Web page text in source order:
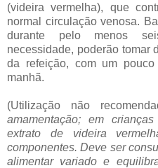
(videira vermelha), que
normal circulação venosa.
durante pelo menos
necessidade, poderão tomar
da refeição, com um
manhã.
(Utilização não
amamentação; em
extrato de videira
componentes. Deve ser
alimentar variado e